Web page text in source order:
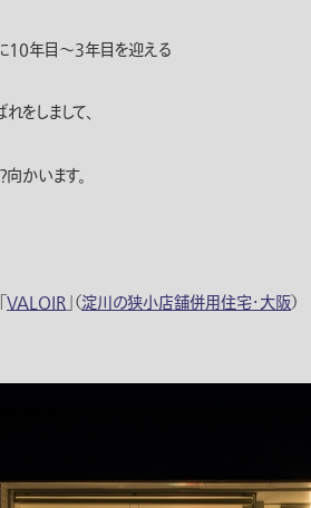
10年目～3年目を迎える
をしまして、
かいます。
VALOIR 」（淀川の狭小店舗併用住宅・大阪）